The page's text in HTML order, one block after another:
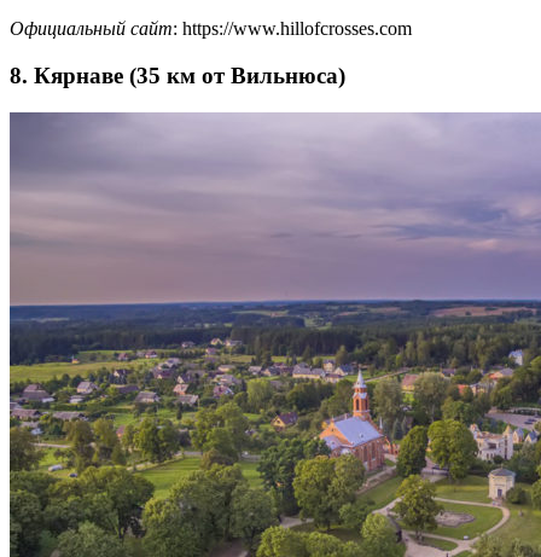
Официальный сайт: https://www.hillofcrosses.com
8. Кярнаве (35 км от Вильнюса)